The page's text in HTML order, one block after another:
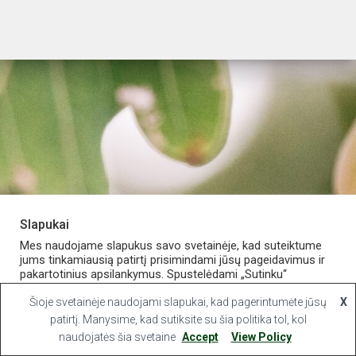
PARDUOTUVĖ APIE VAISTINĘ MANO PASKYRA
KONTAKTAI
Hestia | Developed byThemeIsle
Slapukai
Mes naudojame slapukus savo svetainėje, kad suteiktume
jums tinkamiausią patirtį prisimindami jūsų pageidavimus ir
pakartotinius apsilankymus. Spustelėdami „Sutinku“
sutinkate naudoti VISUS slapukus.
Slapukų nustatymai Sutinku
Šioje svetainėje naudojami slapukai, kad pagerintumėte jūsų
patirtį. Manysime, kad sutiksite su šia politika tol, kol
naudojatės šia svetaine
X
Accept View Policy